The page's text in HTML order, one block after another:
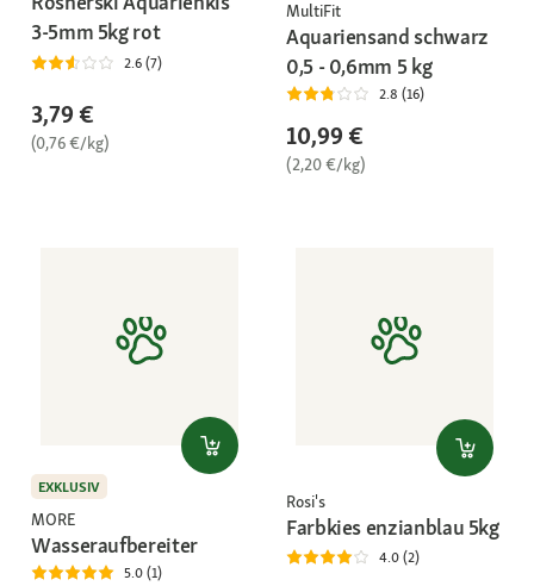
3-5mm 5kg rot
2.6 (7)
3,79 €
(0,76 €/kg)
MultiFit
Aquariensand schwarz
0,5 - 0,6mm 5 kg
2.8 (16)
10,99 €
(2,20 €/kg)
EXKLUSIV
MORE
Wasseraufbereiter
5.0 (1)
Rosi's
Farbkies enzianblau 5kg
4.0 (2)